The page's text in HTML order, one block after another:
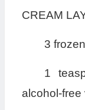
CREAM
3
1
alcohol-free